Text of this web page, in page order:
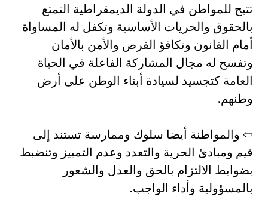
تتيح للمواطن في الدولة الديمقراطية التمتع
بالحقوق والحريات الأساسية وتكفل له المساواة
أمام القانون وتكافؤ الفرص والأمن بالأمان
وتفسح له مجال المشاركة الفاعلة في الحياة
العامة كتجسيد لسيادة أبناء الوطن على أرض
وطنهم.
⇦ والمواطنة أيضا سلوك وممارسة تستند إلى
قيم ومبادئ الحرية والتعدد وعدم التمييز وتنضبط
بضوابط الالتزام بالحق والعدل والشعور
بالمسؤولية وأداء الواجب.